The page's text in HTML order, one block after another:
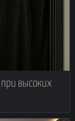
при высоких